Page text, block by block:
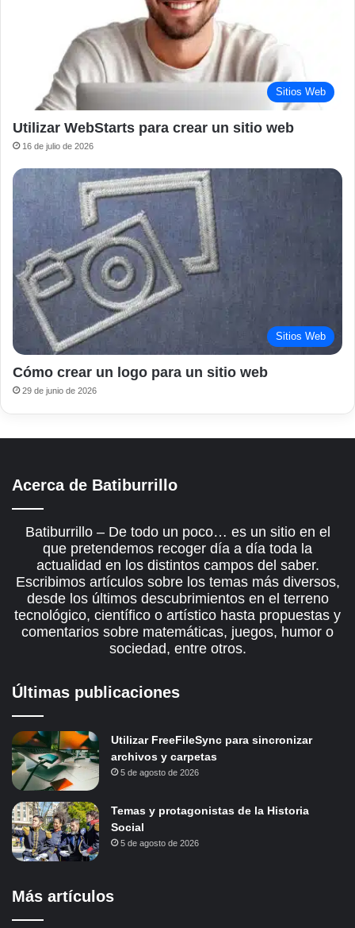
Sitios Web
Utilizar WebStarts para crear un sitio web
16 de julio de 2026
Sitios Web
Cómo crear un logo para un sitio web
29 de junio de 2026
Acerca de Batiburrillo
Batiburrillo – De todo un poco… es un sitio en el
que pretendemos recoger día a día toda la
actualidad en los distintos campos del saber.
Escribimos artículos sobre los temas más diversos,
desde los últimos descubrimientos en el terreno
tecnológico, científico o artístico hasta propuestas y
comentarios sobre matemáticas, juegos, humor o
sociedad, entre otros.
Últimas publicaciones
Utilizar FreeFileSync para sincronizar
archivos y carpetas
5 de agosto de 2026
Temas y protagonistas de la Historia
Social
5 de agosto de 2026
Más artículos